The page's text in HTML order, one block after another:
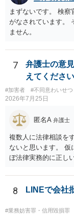
まずないです。 検
がなされています。
ません。
7
弁護士の意
えてください
#加害者 #不同意わいせつ
2026年7月25日
匿名A 弁護士
複数人に法律相談を
ないと思います。 仮
ぼ法律実務的に正し
２になった場合は、
り、３人の弁護士
みたい弁護士を決
す。 その３人の中で
8 LINEで会社
#業務妨害罪・信用毀損罪